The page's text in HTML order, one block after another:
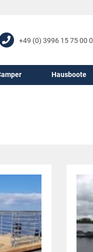
+49 (0) 3996 15 75 00 0
Hausboote